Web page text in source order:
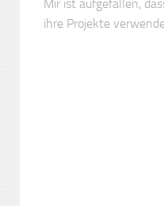
Mir ist aufgefallen,
ihre Projekte